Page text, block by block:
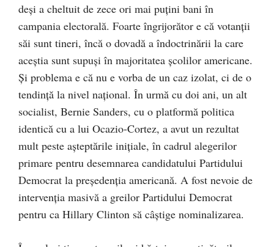
deși a cheltuit de zece ori mai puțini bani în
campania electorală. Foarte îngrijorător e că votanții
săi sunt tineri, încă o dovadă a îndoctrinării la care
aceștia sunt supuși în majoritatea școlilor americane.
Și problema e că nu e vorba de un caz izolat, ci de o
tendință la nivel național. În urmă cu doi ani, un alt
socialist, Bernie Sanders, cu o platformă politica
identică cu a lui Ocazio-Cortez, a avut un rezultat
mult peste așteptările inițiale, în cadrul alegerilor
primare pentru desemnarea candidatului Partidului
Democrat la președenția americană. A fost nevoie de
intervenția masivă a greilor Partidului Democrat
pentru ca Hillary Clinton să câștige nominalizarea.